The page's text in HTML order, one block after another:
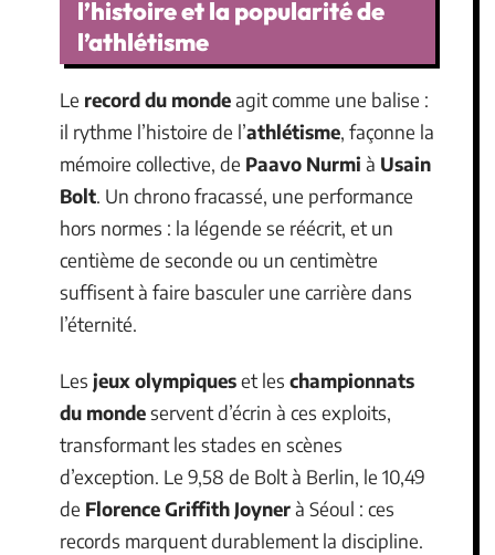
l’histoire et la popularité de
l’athlétisme
Le record du mondeagit comme une balise :
il rythme l’histoire de l’athlétisme, façonne la
mémoire collective, de Paavo Nurmi à Usain
Bolt. Un chrono fracassé, une performance
hors normes : la légende se réécrit, et un
centième de seconde ou un centimètre
suffisent à faire basculer une carrière dans
l’éternité.
Les jeux olympiqueset les championnats
du mondeservent d’écrin à ces exploits,
transformant les stades en scènes
d’exception. Le 9,58 de Bolt à Berlin, le 10,49
de Florence Griffith Joynerà Séoul : ces
records marquent durablement la discipline.